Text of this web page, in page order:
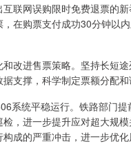
互联网误购限时免费退票的
在购票支付成功30分钟以
和改进售票策略。坚持长短
支撑，科学制定票额分配和
系统平稳运行。铁路部门
检，进一步提升应对超大规
成的严重冲击，进一步优化